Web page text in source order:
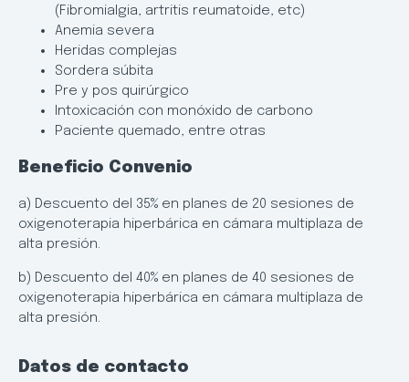
(Fibromialgia, artritis reumatoide, etc)
Anemia severa
Heridas complejas
Sordera súbita
Pre y pos quirúrgico
Intoxicación con monóxido de carbono
Paciente quemado, entre otras
Beneficio Convenio
a) Descuento del 35% en planes de 20 sesiones de
oxigenoterapia hiperbárica en cámara multiplaza de
alta presión.
b) Descuento del 40% en planes de 40 sesiones de
oxigenoterapia hiperbárica en cámara multiplaza de
alta presión.
Datos de contacto